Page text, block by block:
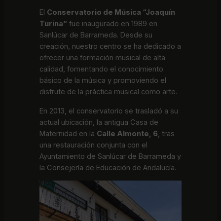
El Conservatorio de Música “Joaquín
Turina” fue inaugurado en 1989 en
Sanlúcar de Barrameda. Desde su
creación, nuestro centro se ha dedicado a
ofrecer una formación musical de alta
calidad, fomentando el conocimiento
básico de la música y promoviendo el
disfrute de la práctica musical como arte.
En 2013, el conservatorio se trasladó a su
actual ubicación, la antigua Casa de
Maternidad en la Calle Almonte, 6, tras
una restauración conjunta con el
Ayuntamiento de Sanlúcar de Barrameda y
la Consejería de Educación de Andalucía.